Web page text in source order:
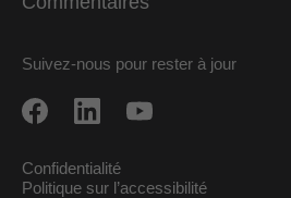
Suivez-nous pour rester à jour
Confidentialité
Politique sur l’accessibilité